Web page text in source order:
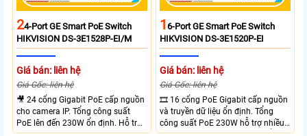
24-Port GE Smart PoE Switch
HIKVISION DS-3E1528P-EI/M
Giá bán: liên hệ
Giá Gốc: liên hệ
🎥 24 cổng Gigabit PoE cấp nguồn
cho camera IP. Tổng công suất
PoE lên đến 230W ổn định. Hỗ trợ
16-Port GE Smart PoE Switch
HIKVISION DS-3E1520P-EI
Giá bán: liên hệ
Giá Gốc: liên hệ
🎞 16 cổng PoE Gigabit cấp nguồn
và truyền dữ liệu ổn định. Tổng
công suất PoE 230W hỗ trợ nhiều